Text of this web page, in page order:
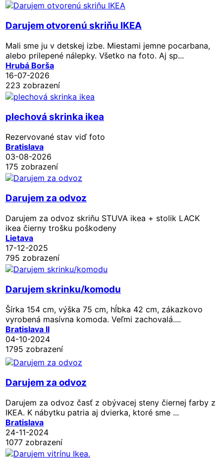
Darujem otvorenú skriňu IKEA
Mali sme ju v detskej izbe. Miestami jemne pocarbana,
alebo prilepené nálepky. Všetko na foto. Aj sp...
Hrubá Borša
16-07-2026
223 zobrazení
plechová skrinka ikea
Rezervované stav viď foto
Bratislava
03-08-2026
175 zobrazení
Darujem za odvoz
Darujem za odvoz skriňu STUVA ikea + stolik LACK
ikea čierny trošku poškodeny
Lietava
17-12-2025
795 zobrazení
Darujem skrinku/komodu
Šírka 154 cm, výška 75 cm, hĺbka 42 cm, zákazkovo
vyrobená masívna komoda. Veľmi zachovalá....
Bratislava II
04-10-2024
1795 zobrazení
Darujem za odvoz
Darujem za odvoz časť z obývacej steny čiernej farby z
IKEA. K nábytku patria aj dvierka, ktoré sme ...
Bratislava
24-11-2024
1077 zobrazení